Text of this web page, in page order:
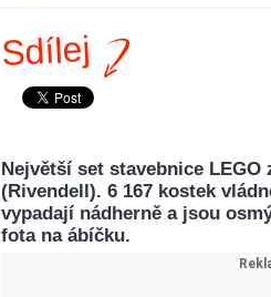
Sdílej
Největší set stavebnice
(Rivendell). 6 167 kostek
vypadají nádherně a jsou
fota na ábíčku.